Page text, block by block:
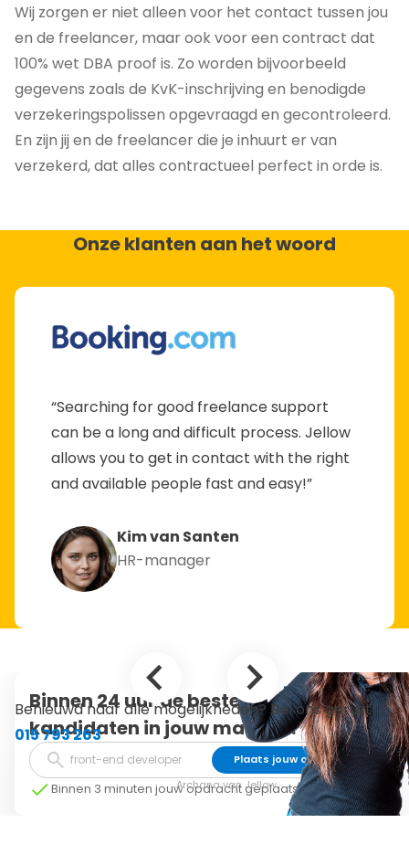
Wij zorgen er niet alleen voor het contact tussen jou
en de freelancer, maar ook voor een contract dat
100% wet DBA proof is. Zo worden bijvoorbeeld
gegevens zoals de KvK-inschrijving en benodigde
verzekeringspolissen opgevraagd en gecontroleerd.
En zijn jij en de freelancer die je inhuurt er van
verzekerd, dat alles contractueel perfect in orde is.
Onze klanten aan het woord
“Searching for good freelance support
can be a long and difficult process. Jellow
allows you to get in contact with the right
and available people fast and easy!”
Kim van Santen
HR-manager
Binnen 24 uur de beste
kandidaten in jouw mailbox.
Plaats jouw opdracht
Binnen 3 minuten jouw opdracht geplaatst
Archana van Jellow
Benieuwd naar alle mogelijkheden? Bel ons gerust!
015 793 263